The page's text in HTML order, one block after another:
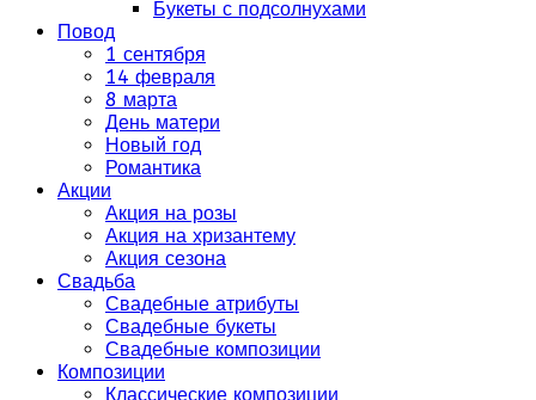
Букеты с подсолнухами
Повод
1 сентября
14 февраля
8 марта
День матери
Новый год
Романтика
Акции
Акция на розы
Акция на хризантему
Акция сезона
Свадьба
Свадебные атрибуты
Свадебные букеты
Свадебные композиции
Композиции
Классические композиции